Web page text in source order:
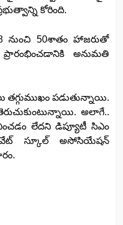
కోరింది.
నుంచి 50శాతం హాజరుతో
అనుమతి
తగ్గుముఖం పడుతున్నాయి.
అలాగే..
లేదని డిప్యూటీ సిఎం
స్కూల్ అసోసియేషన్